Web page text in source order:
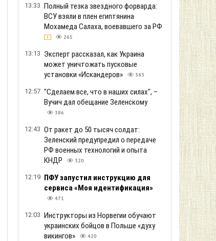
13:33 Полный тезка звездного форварда:
ВСУ взяли в плен египтянина
Мохамеда Салаха, воевавшего за РФ
265
13:13 Эксперт рассказал, как Украина
может уничтожать пусковые
установки «Искандеров»
343
12:57 "Сделаем все, что в наших силах", –
Вучич дал обещание Зеленскому
386
12:43 От ракет до 50 тысяч солдат:
Зеленский предупредил о передаче
РФ военных технологий и опыта
КНДР
320
12:19 ПФУ запустил инструкцию для
сервиса «Моя идентификация»
471
12:03 Инструкторы из Норвегии обучают
украинских бойцов в Польше «духу
викингов»
420